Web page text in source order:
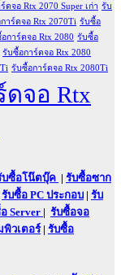
ดจอ Rtx 2070 Super เก่า รับ
าร์ดจอ Rtx 2070Ti รับซื้อ
การ์ดจอ Rtx 2080 รับซื้อ
รับซื้อการ์ดจอ Rtx 2080
รับซื้อการ์ดจอ Rtx 2080Ti
จอ Rtx
บซื้อโน๊ตบุ๊ค | รับซื้อซาก
รับซื้อ PC ประกอบ | รับ
Server | รับซื้อจอ
วเตอร์| รับซื้อ